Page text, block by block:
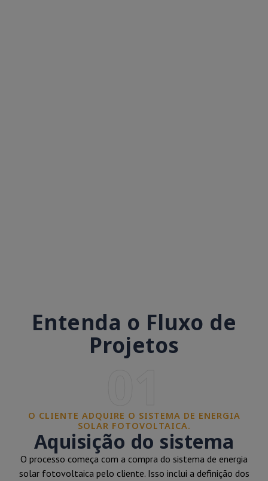
Entenda o Fluxo de
Projetos
O CLIENTE ADQUIRE O SISTEMA DE ENERGIA
SOLAR FOTOVOLTAICA.
Aquisição do sistema
O processo começa com a compra do sistema de energia
solar fotovoltaica pelo cliente. Isso inclui a definição dos